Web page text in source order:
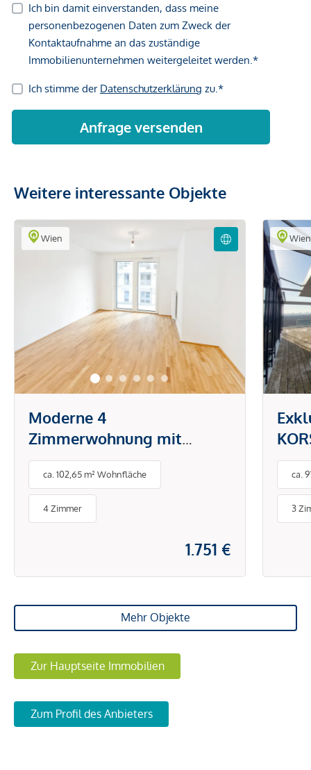
Weitere interessante Objekte
Wien
Moderne 4
Zimmerwohnung mit
großzügiger Freifläche!
ca. 102,65 m² Wohnfläche
4 Zimmer
1.751 €
Wien
ca.
3
Mehr Objekte
Zur Hauptseite Immobilien
Zum Profil des Anbieters